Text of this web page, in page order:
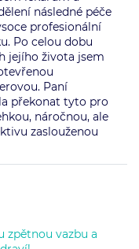
následné péče
profesionální
Po celou dobu
jejího života jsem
Paní
překonat tyto pro
náročnou, ale
zaslouženou
zpětnou vazbu a